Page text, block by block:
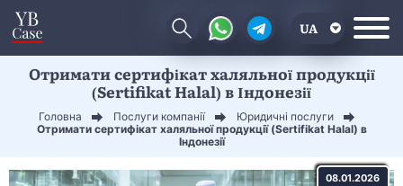
UA
EN
Отримати сертифікат халяльної продукції
(Sertifikat Halal) в Індонезії
Головна Послуги компанії
Юридичні послуги
Отримати сертифікат халяльної продукції (Sertifikat Halal) в
Індонезії
08.01.2026